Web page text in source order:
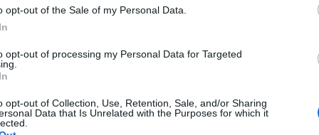
opt-out of the Sale of my Personal Data.
opt-out of processing my Personal Data for Targeted
opt-out of Collection, Use, Retention, Sale, and/or Sharing
Data that Is Unrelated with the Purposes for which it
preferida de Google
de actualidad.